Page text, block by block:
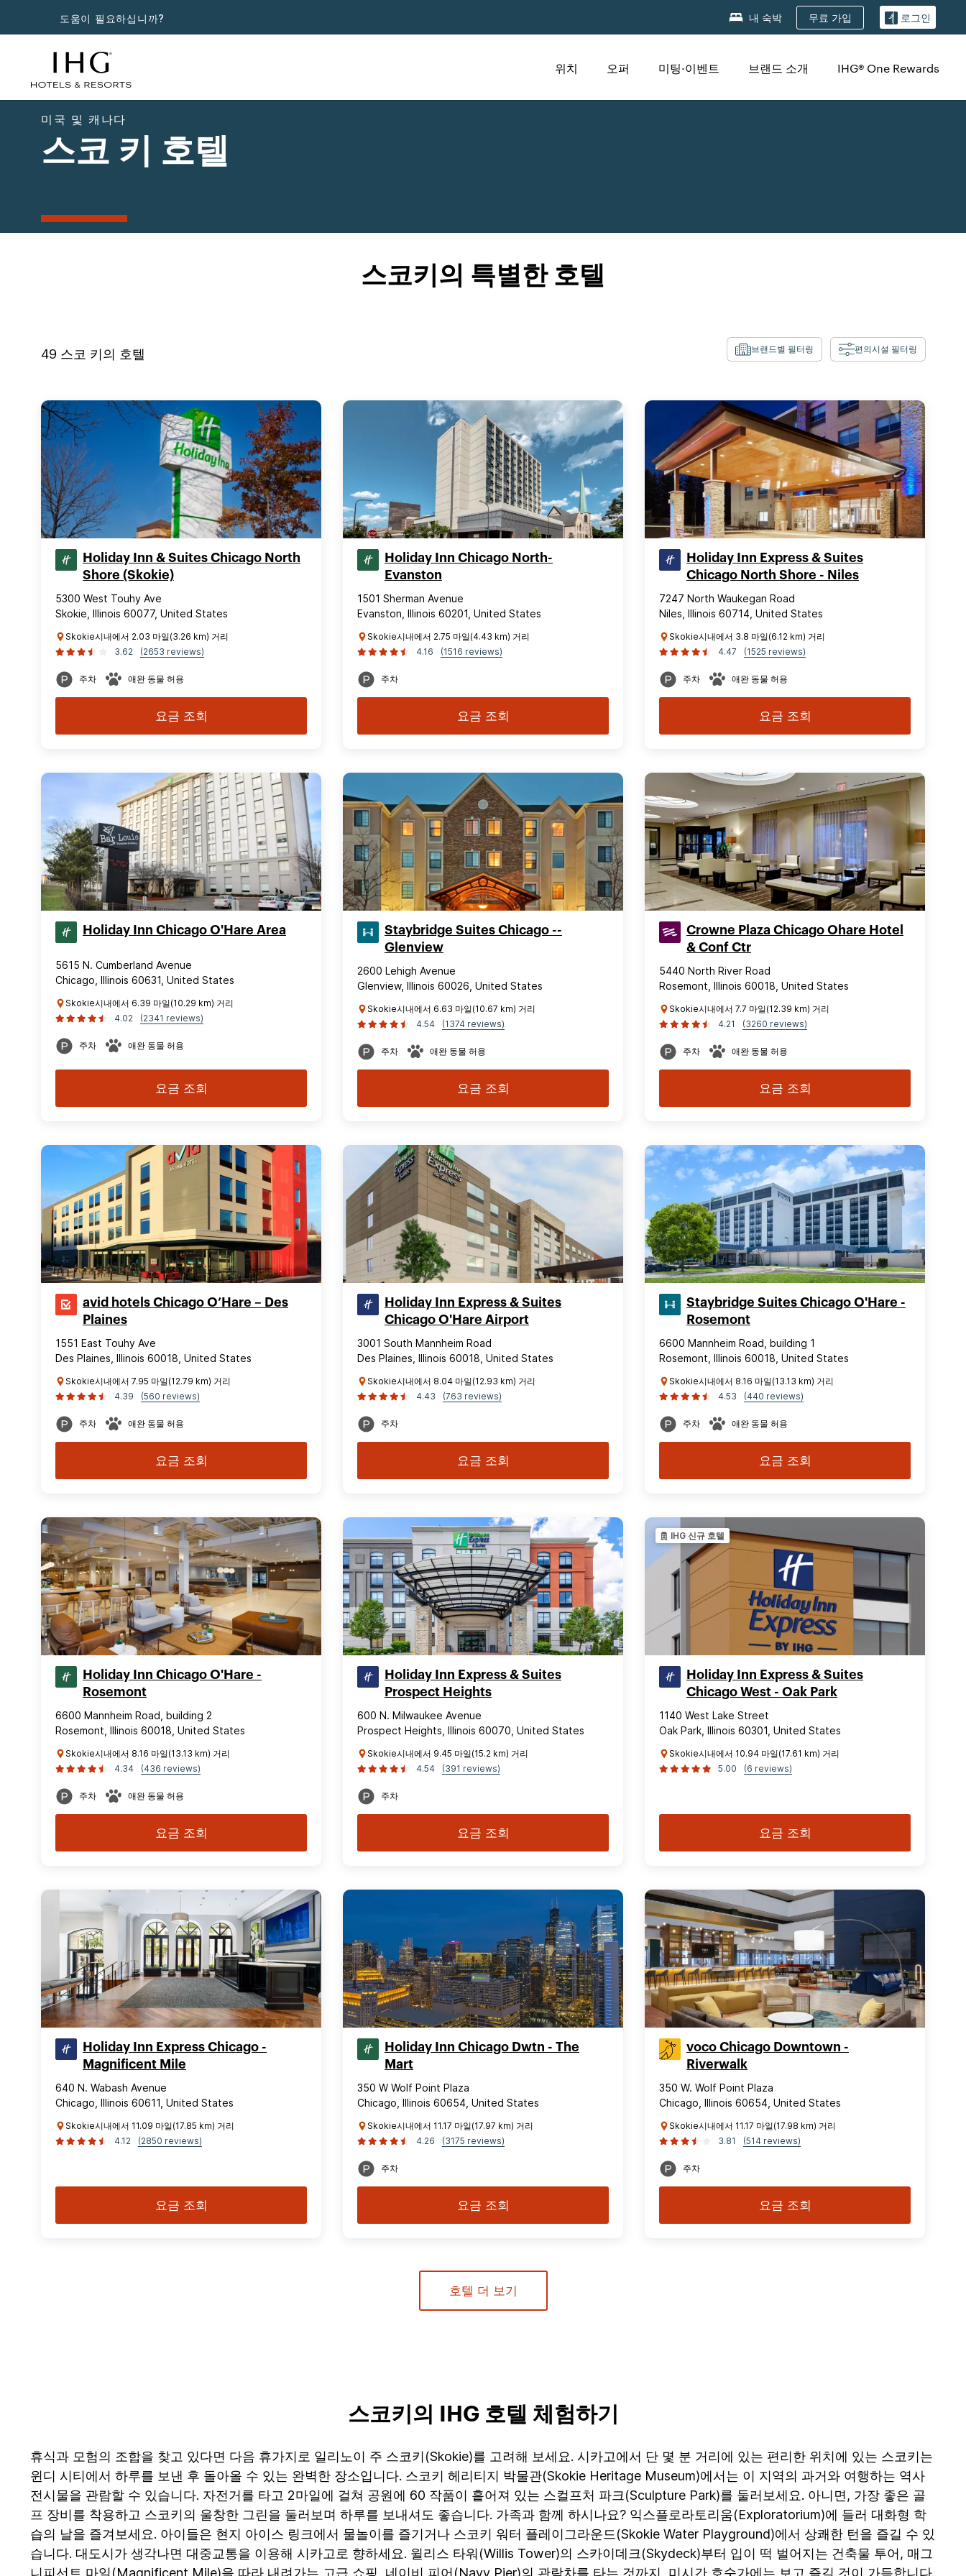
도움이 필요하십니까? 내 숙박 무료 가입 로그인
위치 오퍼 미팅·이벤트 브랜드 소개 IHG® One Rewards
미국 및 캐나다
스코 키 호텔
스코키의 특별한 호텔
49 스코 키 의 호텔 브랜드별 필터링 편의시설 필터링
Holiday Inn & Suites Chicago North
Shore (Skokie)
5300 West Touhy Ave
Skokie, Illinois 60077, United States
Skokie시내에서 2.03 마일(3.26 km) 거리
3.62
(2653 reviews)
주차 애완 동물 허용
요금 조회
Holiday Inn Chicago North-
Evanston
1501 Sherman Avenue
Evanston, Illinois 60201, United States
Skokie시내에서 2.75 마일(4.43 km) 거리
4.16
(1516 reviews)
주차
요금 조회
Holiday Inn Express & Suites
Chicago North Shore - Niles
7247 North Waukegan Road
Niles, Illinois 60714, United States
Skokie시내에서 3.8 마일(6.12 km) 거리
4.47
(1525 reviews)
주차 애완 동물 허용
요금 조회
Holiday Inn Chicago O'Hare Area
5615 N. Cumberland Avenue
Chicago, Illinois 60631, United States
Skokie시내에서 6.39 마일(10.29 km) 거리
4.02
(2341 reviews)
주차 애완 동물 허용
요금 조회
Staybridge Suites Chicago --
Glenview
2600 Lehigh Avenue
Glenview, Illinois 60026, United States
Skokie시내에서 6.63 마일(10.67 km) 거리
4.54
(1374 reviews)
주차 애완 동물 허용
요금 조회
Crowne Plaza Chicago Ohare Hotel
& Conf Ctr
5440 North River Road
Rosemont, Illinois 60018, United States
Skokie시내에서 7.7 마일(12.39 km) 거리
4.21
(3260 reviews)
주차 애완 동물 허용
요금 조회
avid hotels Chicago O’Hare – Des
Plaines
1551 East Touhy Ave
Des Plaines, Illinois 60018, United States
Skokie시내에서 7.95 마일(12.79 km) 거리
4.39
(560 reviews)
주차 애완 동물 허용
요금 조회
Holiday Inn Express & Suites
Chicago O'Hare Airport
3001 South Mannheim Road
Des Plaines, Illinois 60018, United States
Skokie시내에서 8.04 마일(12.93 km) 거리
4.43
(763 reviews)
주차
요금 조회
Staybridge Suites Chicago O'Hare -
Rosemont
6600 Mannheim Road, building 1
Rosemont, Illinois 60018, United States
Skokie시내에서 8.16 마일(13.13 km) 거리
4.53
(440 reviews)
주차 애완 동물 허용
요금 조회
Holiday Inn Chicago O'Hare -
Rosemont
6600 Mannheim Road, building 2
Rosemont, Illinois 60018, United States
Skokie시내에서 8.16 마일(13.13 km) 거리
4.34
(436 reviews)
주차 애완 동물 허용
요금 조회
Holiday Inn Express & Suites
Prospect Heights
600 N. Milwaukee Avenue
Prospect Heights, Illinois 60070, United States
Skokie시내에서 9.45 마일(15.2 km) 거리
4.54
(391 reviews)
주차
요금 조회
IHG 신규 호텔
Holiday Inn Express & Suites
Chicago West - Oak Park
1140 West Lake Street
Oak Park, Illinois 60301, United States
Skokie시내에서 10.94 마일(17.61 km) 거리
5.00
(6 reviews)
요금 조회
Holiday Inn Express Chicago -
Magnificent Mile
640 N. Wabash Avenue
Chicago, Illinois 60611, United States
Skokie시내에서 11.09 마일(17.85 km) 거리
4.12
(2850 reviews)
요금 조회
Holiday Inn Chicago Dwtn - The
Mart
350 W Wolf Point Plaza
Chicago, Illinois 60654, United States
Skokie시내에서 11.17 마일(17.97 km) 거리
4.26
(3175 reviews)
주차
요금 조회
voco Chicago Downtown -
Riverwalk
350 W. Wolf Point Plaza
Chicago, Illinois 60654, United States
Skokie시내에서 11.17 마일(17.98 km) 거리
3.81
(514 reviews)
주차
요금 조회
호텔 더 보기
스코키의 IHG 호텔 체험하기
휴식과 모험의 조합을 찾고 있다면 다음 휴가지로 일리노이 주 스코키(Skokie)를 고려해 보세요. 시카고에서 단 몇 분 거리에 있는 편리한 위치에 있는 스코키는
윈디 시티에서 하루를 보낸 후 돌아올 수 있는 완벽한 장소입니다. 스코키 헤리티지 박물관(Skokie Heritage Museum)에서는 이 지역의 과거와 여행하는 역사
전시물을 관람할 수 있습니다. 자전거를 타고 2마일에 걸쳐 공원에 60 작품이 흩어져 있는 스컬프처 파크(Sculpture Park)를 둘러보세요. 아니면, 가장 좋은 골
프 장비를 착용하고 스코키의 울창한 그린을 둘러보며 하루를 보내셔도 좋습니다. 가족과 함께 하시나요? 익스플로라토리움(Exploratorium)에 들러 대화형 학
습의 날을 즐겨보세요. 아이들은 현지 아이스 링크에서 물놀이를 즐기거나 스코키 워터 플레이그라운드(Skokie Water Playground)에서 상쾌한 턴을 즐길 수 있
습니다. 대도시가 생각나면 대중교통을 이용해 시카고로 향하세요. 윌리스 타워(Willis Tower)의 스카이데크(Skydeck)부터 입이 떡 벌어지는 건축물 투어, 매그
니피선트 마일(Magnificent Mile)을 따라 내려가는 고급 쇼핑, 네이비 피어(Navy Pier)의 관람차를 타는 것까지, 미시간 호숫가에는 보고 즐길 것이 가득합니다.